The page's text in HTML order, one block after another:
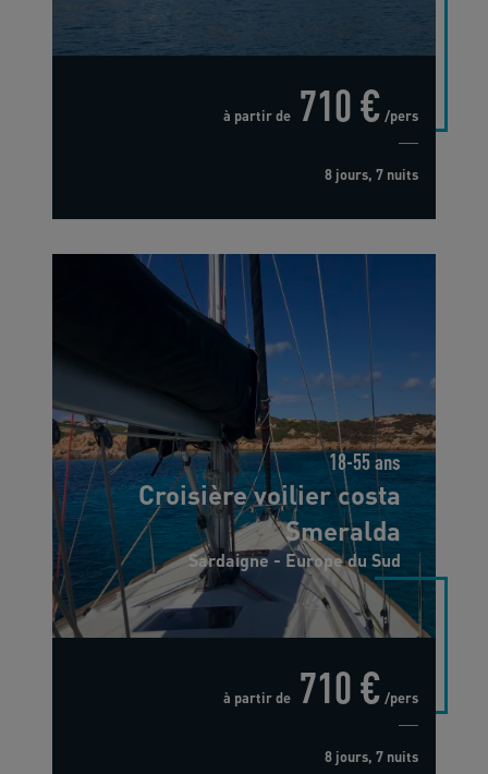
à partir de 710 € /pers
8 jours, 7 nuits
18-55 ans
Croisière voilier costa
Smeralda
Sardaigne - Europe du Sud
à partir de 710 € /pers
8 jours, 7 nuits